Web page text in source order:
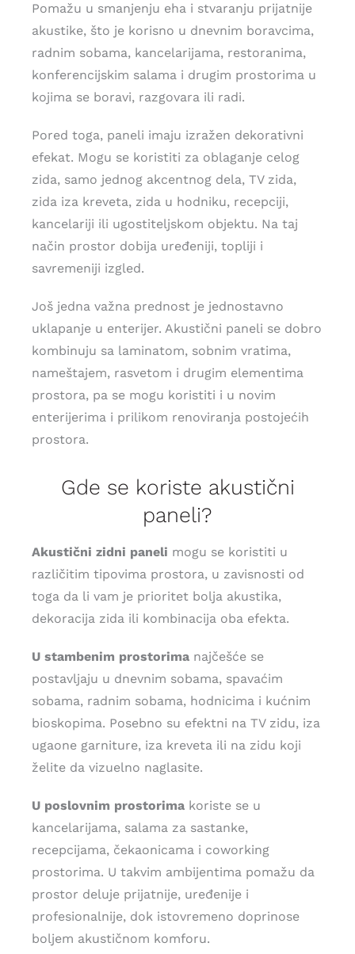
Pomažu u smanjenju eha i stvaranju prijatnije
akustike, što je korisno u dnevnim boravcima,
radnim sobama, kancelarijama, restoranima,
konferencijskim salama i drugim prostorima u
kojima se boravi, razgovara ili radi.
Pored toga, paneli imaju izražen dekorativni
efekat. Mogu se koristiti za oblaganje celog
zida, samo jednog akcentnog dela, TV zida,
zida iza kreveta, zida u hodniku, recepciji,
kancelariji ili ugostiteljskom objektu. Na taj
način prostor dobija uređeniji, topliji i
savremeniji izgled.
Još jedna važna prednost je jednostavno
uklapanje u enterijer. Akustični paneli se dobro
kombinuju sa laminatom, sobnim vratima,
nameštajem, rasvetom i drugim elementima
prostora, pa se mogu koristiti i u novim
enterijerima i prilikom renoviranja postojećih
prostora.
Gde se koriste akustični
paneli?
Akustični zidni paneli mogu se koristiti u
različitim tipovima prostora, u zavisnosti od
toga da li vam je prioritet bolja akustika,
dekoracija zida ili kombinacija oba efekta.
U stambenim prostorimanajčešće se
postavljaju u dnevnim sobama, spavaćim
sobama, radnim sobama, hodnicima i kućnim
bioskopima. Posebno su efektni na TV zidu, iza
ugaone garniture, iza kreveta ili na zidu koji
želite da vizuelno naglasite.
U poslovnim prostorimakoriste se u
kancelarijama, salama za sastanke,
recepcijama, čekaonicama i coworking
prostorima. U takvim ambijentima pomažu da
prostor deluje prijatnije, uređenije i
profesionalnije, dok istovremeno doprinose
boljem akustičnom komforu.